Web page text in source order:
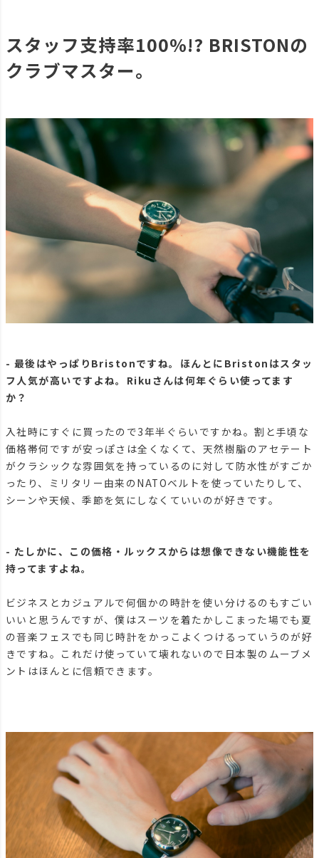
スタッフ支持率100%!? BRISTONの
クラブマスター。
- 最後はやっぱりBristonですね。ほんとにBristonはスタッ
フ人気が高いですよね。Rikuさんは何年ぐらい使ってます
か？
入社時にすぐに買ったので3年半ぐらいですかね。割と手頃な
価格帯何ですが安っぽさは全くなくて、天然樹脂のアセテート
がクラシックな雰囲気を持っているのに対して防水性がすごか
ったり、ミリタリー由来のNATOベルトを使っていたりして、
シーンや天候、季節を気にしなくていいのが好きです。
- たしかに、この価格・ルックスからは想像できない機能性を
持ってますよね。
ビジネスとカジュアルで何個かの時計を使い分けるのもすごい
いいと思うんですが、僕はスーツを着たかしこまった場でも夏
の音楽フェスでも同じ時計をかっこよくつけるっていうのが好
きですね。これだけ使っていて壊れないので日本製のムーブメ
ントはほんとに信頼できます。